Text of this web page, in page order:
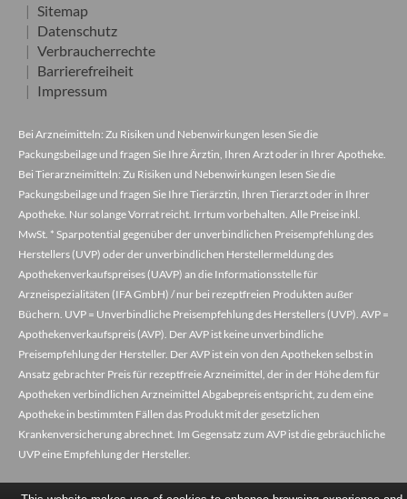
Sitemap
Datenschutz
Verbraucherrechte
Barrierefreiheit
Impressum
Bei Arzneimitteln: Zu Risiken und Nebenwirkungen lesen Sie die
Packungsbeilage und fragen Sie Ihre Ärztin, Ihren Arzt oder in Ihrer Apotheke.
Bei Tierarzneimitteln: Zu Risiken und Nebenwirkungen lesen Sie die
Packungsbeilage und fragen Sie Ihre Tierärztin, Ihren Tierarzt oder in Ihrer
Apotheke. Nur solange Vorrat reicht. Irrtum vorbehalten. Alle Preise inkl.
MwSt. * Sparpotential gegenüber der unverbindlichen Preisempfehlung des
Herstellers (UVP) oder der unverbindlichen Herstellermeldung des
Apothekenverkaufspreises (UAVP) an die Informationsstelle für
Arzneispezialitäten (IFA GmbH) / nur bei rezeptfreien Produkten außer
Büchern. UVP = Unverbindliche Preisempfehlung des Herstellers (UVP). AVP =
Apothekenverkaufspreis (AVP). Der AVP ist keine unverbindliche
Preisempfehlung der Hersteller. Der AVP ist ein von den Apotheken selbst in
Ansatz gebrachter Preis für rezeptfreie Arzneimittel, der in der Höhe dem für
Apotheken verbindlichen Arzneimittel Abgabepreis entspricht, zu dem eine
Apotheke in bestimmten Fällen das Produkt mit der gesetzlichen
Krankenversicherung abrechnet. Im Gegensatz zum AVP ist die gebräuchliche
UVP eine Empfehlung der Hersteller.